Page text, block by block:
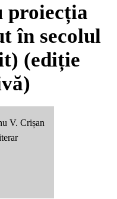
proiecția
în secolul
(ediție
V. Crișan